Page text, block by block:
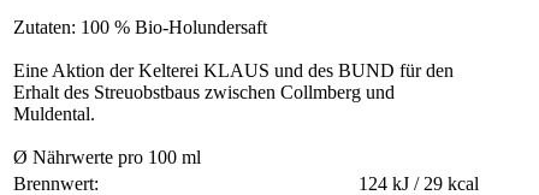
Zutaten: 100 % Bio-Holundersaft
Eine Aktion der Kelterei KLAUS und des BUND für den
Erhalt des Streuobstbaus zwischen Collmberg und
Muldental.
Ø Nährwerte pro 100 ml
Brennwert:
124 kJ / 29 kcal